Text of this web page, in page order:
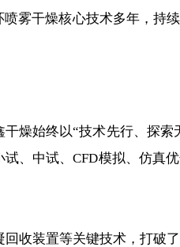
雾干燥核心技术多年，持
始终以“技术先行、探索
、中试、CFD模拟、仿真
装置等关键技术，打破了